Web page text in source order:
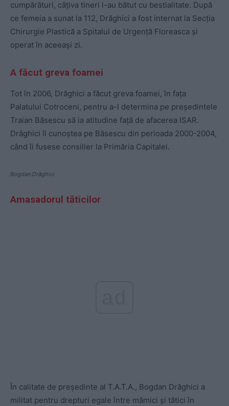
cumpărături, câțiva tineri l-au bătut cu bestialitate. După
ce femeia a sunat la 112, Drăghici a fost internat la Secția
Chirurgie Plastică a Spitalul de Urgență Floreasca și
operat în aceeași zi.
A făcut greva foamei
Tot în 2006, Drăghici a făcut greva foamei, în fața
Palatului Cotroceni, pentru a-l determina pe președintele
Traian Băsescu să ia atitudine față de afacerea ISAR.
Drăghici îl cunoștea pe Băsescu din perioada 2000-2004,
când îi fusese consilier la Primăria Capitalei.
Bogdan Drăghici
Amasadorul tăticilor
În calitate de președinte al T.A.T.A., Bogdan Drăghici a
militat pentru drepturi egale între mămici și tătici în